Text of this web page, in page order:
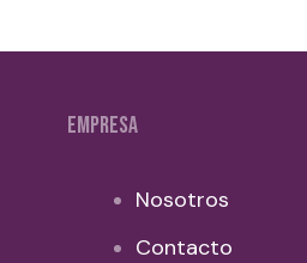
EMPRESA
Nosotros
Contacto